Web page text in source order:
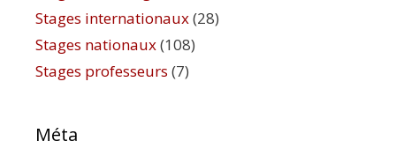
Stages internationaux(28)
Stages nationaux(108)
Stages professeurs (7)
Méta